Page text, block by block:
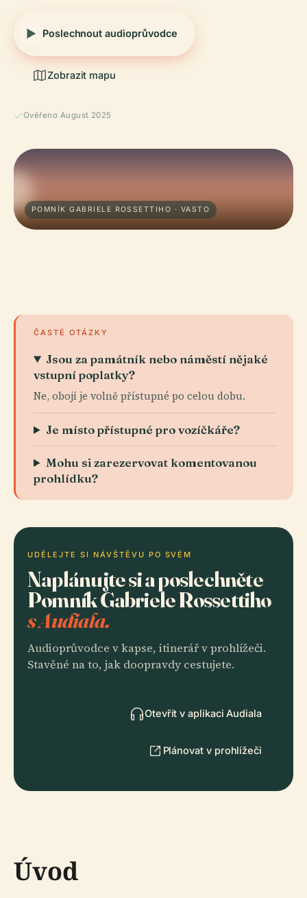
Poslechnout audioprůvodce
Zobrazit mapu
Ověřeno August 2025
POMNÍK GABRIELE ROSSETTIHO · VASTO
ČASTÉ OTÁZKY
Jsou za památník nebo náměstí nějaké
vstupní poplatky?
Ne, obojí je volně přístupné po celou dobu.
Je místo přístupné pro vozíčkáře?
Mohu si zarezervovat komentovanou
prohlídku?
UDĚLEJTE SI NÁVŠTĚVU PO SVÉM
Naplánujte si a poslechněte
Pomník Gabriele Rossettiho
s Audiala.
Audioprůvodce v kapse, itinerář v prohlížeči.
Stavěné na to, jak doopravdy cestujete.
Otevřít v aplikaci Audiala
Plánovat v prohlížeči
Úvod